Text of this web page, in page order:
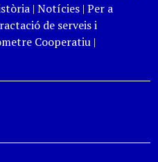
| Notícies | Per a
de serveis i
Cooperatiu|